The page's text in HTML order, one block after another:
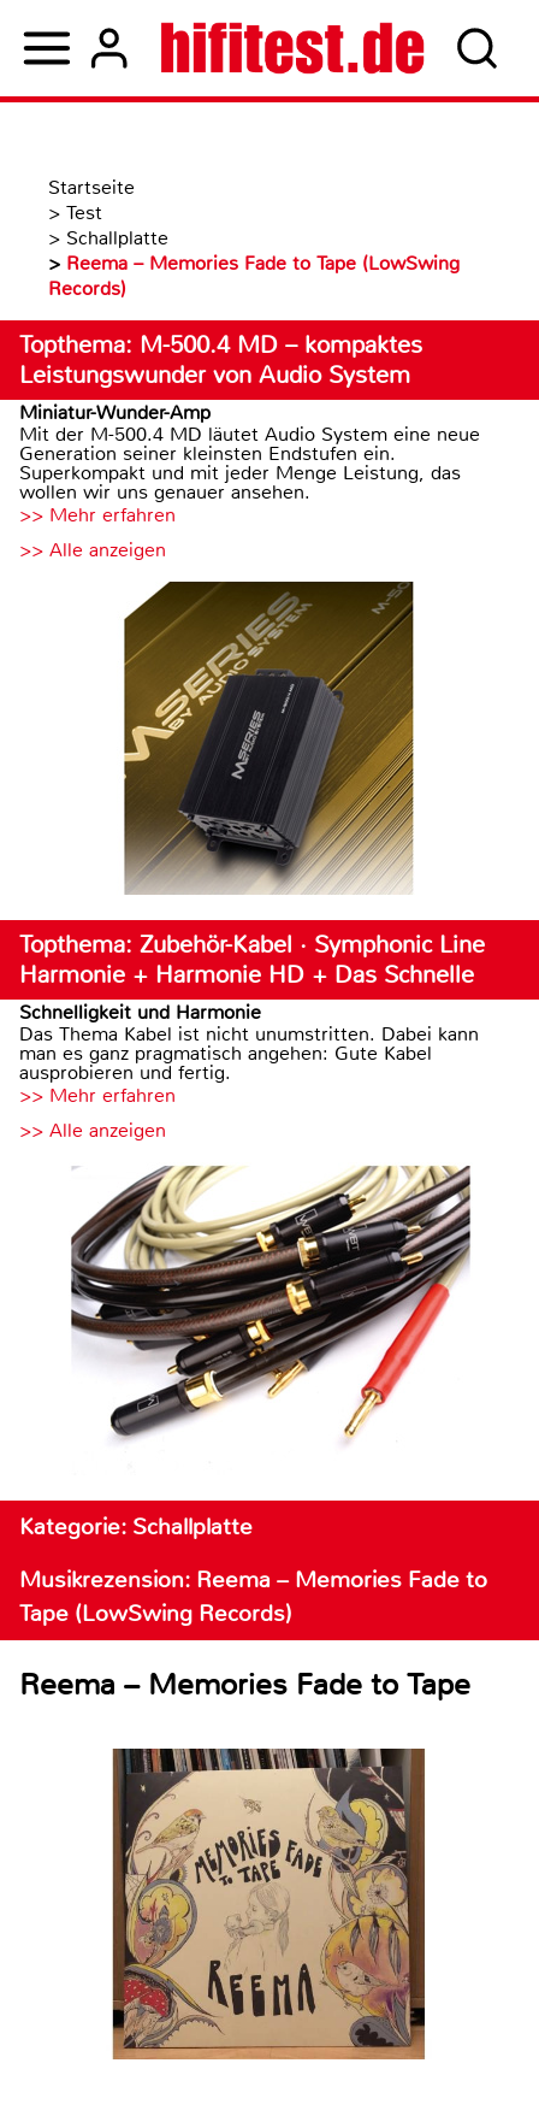
Startseite
> Test
> Schallplatte
> Reema – Memories Fade to Tape (LowSwing
Records)
Topthema: M-500.4 MD – kompaktes
Leistungswunder von Audio System
Miniatur-Wunder-Amp
Mit der M-500.4 MD läutet Audio System eine neue
Generation seiner kleinsten Endstufen ein.
Superkompakt und mit jeder Menge Leistung, das
wollen wir uns genauer ansehen.
>> Mehr erfahren
>> Alle anzeigen
Topthema: Zubehör-Kabel · Symphonic Line
Harmonie + Harmonie HD + Das Schnelle
Schnelligkeit und Harmonie
Das Thema Kabel ist nicht unumstritten. Dabei kann
man es ganz pragmatisch angehen: Gute Kabel
ausprobieren und fertig.
>> Mehr erfahren
>> Alle anzeigen
Kategorie: Schallplatte
Musikrezension: Reema – Memories Fade to
Tape (LowSwing Records)
Reema – Memories Fade to Tape